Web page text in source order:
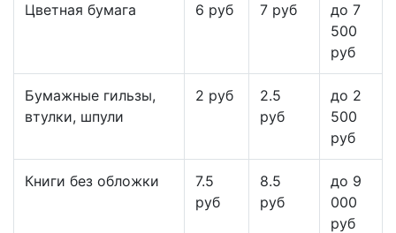
Цветная бумага 6 руб 7 руб
до 7
500
руб
Бумажные гильзы,
втулки, шпули
2 руб
2.5
руб
до 2
500
руб
Книги без обложки
7.5
руб
8.5
руб
до 9
000
руб